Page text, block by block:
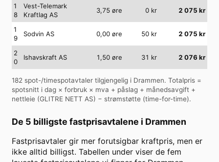
1
8
Vest-Telemark
Kraftlag AS
3,75 øre 0 kr 2 075 kr
1
9
Sodvin AS 0,00 øre 50 kr 2 075 kr
2
0
Ishavskraft AS 1,50 øre 31 kr 2 076 kr
182 spot-/timespotavtaler tilgjengelig i Drammen. Totalpris =
spotsnitt i dag × forbruk × mva + påslag + månedsavgift +
nettleie (GLITRE NETT AS) − strømstøtte (time-for-time).
De 5 billigste fastprisavtalene i Drammen
Fastprisavtaler gir mer forutsigbar kraftpris, men er
ikke alltid billigst. Tabellen under viser de fem